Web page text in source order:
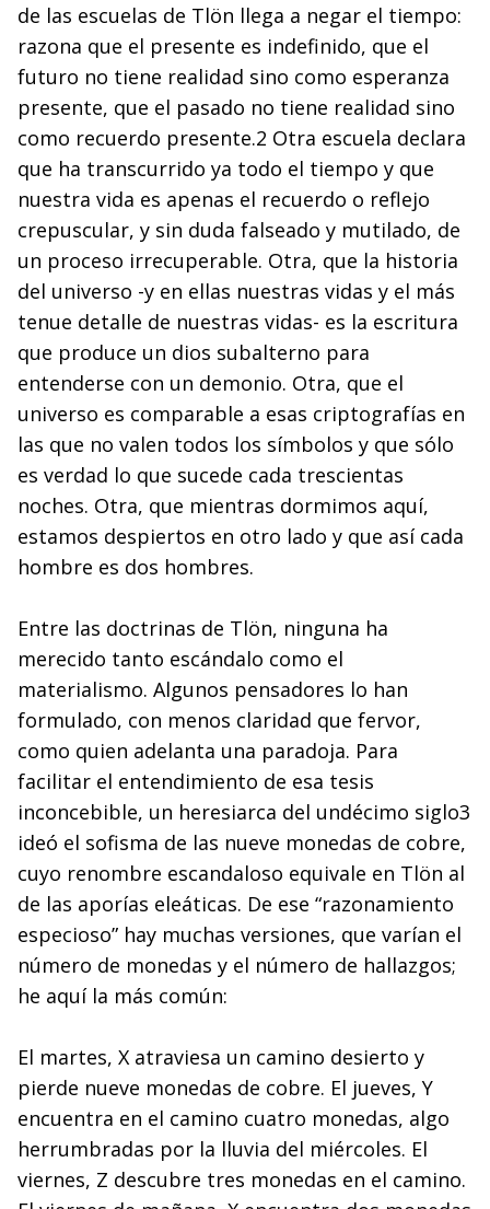
de las escuelas de Tlön llega a negar el tiempo:
razona que el presente es indefinido, que el
futuro no tiene realidad sino como esperanza
presente, que el pasado no tiene realidad sino
como recuerdo presente.2 Otra escuela declara
que ha transcurrido ya todo el tiempo y que
nuestra vida es apenas el recuerdo o reflejo
crepuscular, y sin duda falseado y mutilado, de
un proceso irrecuperable. Otra, que la historia
del universo -y en ellas nuestras vidas y el más
tenue detalle de nuestras vidas- es la escritura
que produce un dios subalterno para
entenderse con un demonio. Otra, que el
universo es comparable a esas criptografías en
las que no valen todos los símbolos y que sólo
es verdad lo que sucede cada trescientas
noches. Otra, que mientras dormimos aquí,
estamos despiertos en otro lado y que así cada
hombre es dos hombres.
Entre las doctrinas de Tlön, ninguna ha
merecido tanto escándalo como el
materialismo. Algunos pensadores lo han
formulado, con menos claridad que fervor,
como quien adelanta una paradoja. Para
facilitar el entendimiento de esa tesis
inconcebible, un heresiarca del undécimo siglo3
ideó el sofisma de las nueve monedas de cobre,
cuyo renombre escandaloso equivale en Tlön al
de las aporías eleáticas. De ese “razonamiento
especioso” hay muchas versiones, que varían el
número de monedas y el número de hallazgos;
he aquí la más común:
El martes, X atraviesa un camino desierto y
pierde nueve monedas de cobre. El jueves, Y
encuentra en el camino cuatro monedas, algo
herrumbradas por la lluvia del miércoles. El
viernes, Z descubre tres monedas en el camino.